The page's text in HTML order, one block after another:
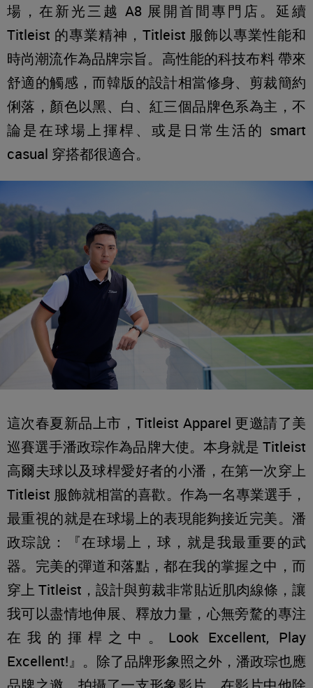
場，在新光三越 A8 展開首間專門店。延續
Titleist 的專業精神，Titleist 服飾以專業性能和
時尚潮流作為品牌宗旨。高性能的科技布料 帶來
舒適的觸感，而韓版的設計相當修身、剪裁簡約
俐落，顏色以黑、白、紅三個品牌色系為主，不
論是在球場上揮桿、或是日常生活的 smart
casual 穿搭都很適合。
這次春夏新品上市，Titleist Apparel 更邀請了美
巡賽選手潘政琮作為品牌大使。本身就是 Titleist
高爾夫球以及球桿愛好者的小潘，在第一次穿上
Titleist 服飾就相當的喜歡。作為一名專業選手，
最重視的就是在球場上的表現能夠接近完美。潘
政琮說：『在球場上，球，就是我最重要的武
器。完美的彈道和落點，都在我的掌握之中，而
穿上 Titleist，設計與剪裁非常貼近肌肉線條，讓
我可以盡情地伸展、釋放力量，心無旁騖的專注
在我的揮桿之中。Look Excellent, Play
Excellent!』。除了品牌形象照之外，潘政琮也應